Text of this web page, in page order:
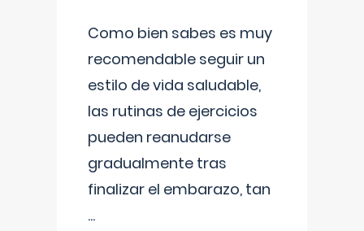
Como bien sabes es muy
recomendable seguir un
estilo de vida saludable,
las rutinas de ejercicios
pueden reanudarse
gradualmente tras
finalizar el embarazo, tan
...